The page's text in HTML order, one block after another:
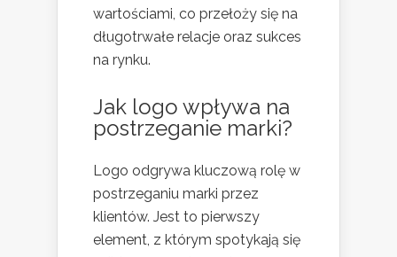
wartościami, co przełoży się na
długotrwałe relacje oraz sukces
na rynku.
Jak logo wpływa na
postrzeganie marki?
Logo odgrywa kluczową rolę w
postrzeganiu marki przez
klientów. Jest to pierwszy
element, z którym spotykają się